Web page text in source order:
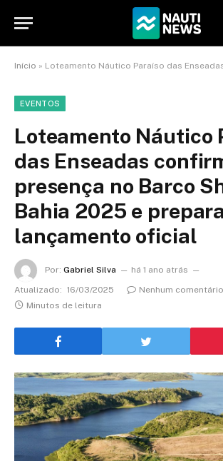
Início » Loteamento Náutico Paraíso das Enseadas confirma presença no Barco Show
EVENTOS
Loteamento Náutico
das Enseadas
presença no Barco
Bahia 2025 e prepara
lançamento oficial
Por: Gabriel Silva
há 1 ano atrás
Atualizado: 16/03/2025
Nenhum comentário
Minutos de leitura